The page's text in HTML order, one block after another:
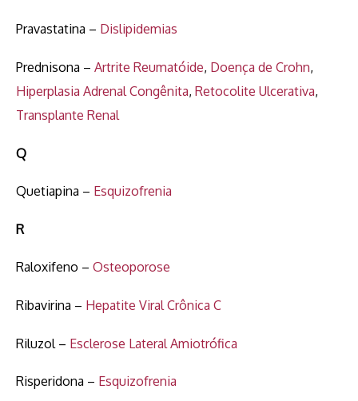
Pravastatina – Dislipidemias
Prednisona – Artrite Reumatóide, Doença de Crohn,
Hiperplasia Adrenal Congênita, Retocolite Ulcerativa,
Transplante Renal
Q
Quetiapina – Esquizofrenia
R
Raloxifeno – Osteoporose
Ribavirina – Hepatite Viral Crônica C
Riluzol – Esclerose Lateral Amiotrófica
Risperidona – Esquizofrenia